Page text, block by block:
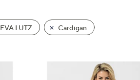
EVA LUTZ Cardigan